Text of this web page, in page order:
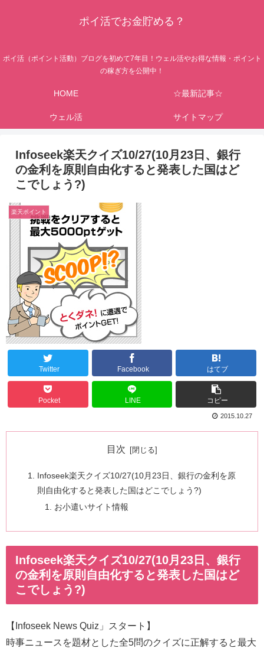
ポイ活でお金貯める？
ポイ活（ポイント活動）ブログを初めて7年目！ウェル活やお得な情報・ポイント
の稼ぎ方を公開中！
HOME ☆最新記事☆
ウェル活 サイトマップ
Infoseek楽天クイズ10/27(10月23日、銀行
の金利を原則自由化すると発表した国はど
こでしょう?)
楽天ポイント
Twitter Facebook はてブ
Pocket LINE コピー
2015.10.27
目次
Infoseek楽天クイズ10/27(10月23日、銀行の金利を原
則自由化すると発表した国はどこでしょう?)
お小遣いサイト情報
Infoseek楽天クイズ10/27(10月23日、銀行
の金利を原則自由化すると発表した国はど
こでしょう?)
【Infoseek News Quiz」スタート】
時事ニュースを題材とした全5問のクイズに正解すると最大